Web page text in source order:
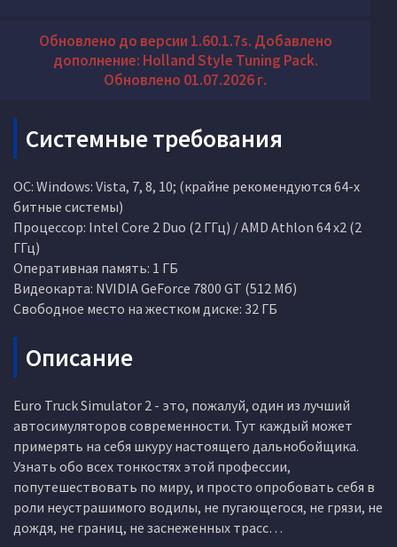
Обновлено до версии 1.60.1.7s. Добавлено
дополнение: Holland Style Tuning Pack.
Обновлено 01.07.2026 г.
Системные требования
ОС: Windows: Vista, 7, 8, 10; (крайне рекомендуются 64-х
битные системы)
Процессор: Intel Core 2 Duo (2 ГГц) / AMD Athlon 64 x2 (2
ГГц)
Оперативная память: 1 ГБ
Видеокарта: NVIDIA GeForce 7800 GT (512 Мб)
Свободное место на жестком диске: 32 ГБ
Описание
Euro Truck Simulator 2 - это, пожалуй, один из лучший
автосимуляторов современности. Тут каждый может
примерять на себя шкуру настоящего дальнобойщика.
Узнать обо всех тонкостях этой профессии,
попутешествовать по миру, и просто опробовать себя в
роли неустрашимого водилы, не пугающегося, не грязи, не
дождя, не границ, не заснеженных трасс…